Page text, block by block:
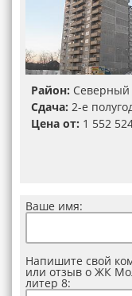
Район: Северный
Сдача: 2-е
Цена от: 1 552
Ваше имя:
Напишите свой
или отзыв о ЖК
литер 8: